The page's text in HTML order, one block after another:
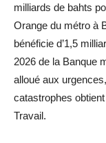
milliards de bahts
Orange du métro à
bénéficie d’1,5
2026 de la Banque
alloué aux
catastrophes
Travail.